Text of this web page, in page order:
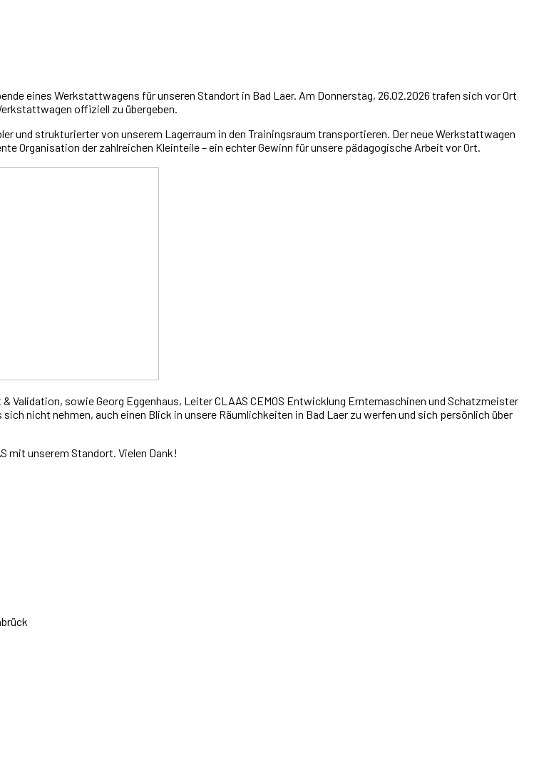
eines Werkstattwagens für unseren Standort in Bad Laer. Am Donnerstag, 26.02.2026 trafen sich vor Ort
offiziell zu übergeben.
und strukturierter von unserem Lagerraum in den Trainingsraum transportieren. Der neue Werkstattwagen
Organisation der zahlreichen Kleinteile – ein echter Gewinn für unsere pädagogische Arbeit vor Ort.
Validation, sowie Georg Eggenhaus, Leiter CLAAS CEMOS Entwicklung Erntemaschinen und Schatzmeister
nicht nehmen, auch einen Blick in unsere Räumlichkeiten in Bad Laer zu werfen und sich persönlich über
mit unserem Standort. Vielen Dank!